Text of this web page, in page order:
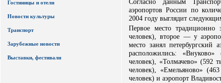
Гостиницы и отели
Новости культуры
Транспорт
Зарубежные новости
Выставки, фестивали
аэропортов России по
2004 году выглядит
Первое место традиционно
человек), второе — у
место занял петербургский
расположились:
человек), «Толмачево» (592
человек), «Емельяново»
человек) и аэропорт